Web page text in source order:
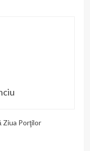
Ziua Porţilor